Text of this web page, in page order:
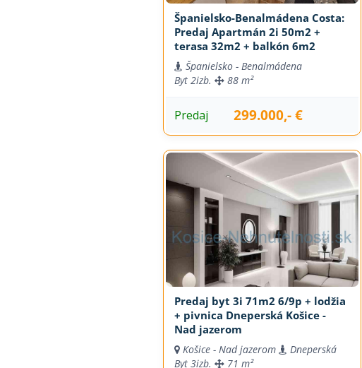
Španielsko-Benalmádena Costa:
Predaj Apartmán 2i 50m2 +
terasa 32m2 + balkón 6m2
Španielsko - Benalmádena
Byt 2izb. 88 m²
Predaj 299.000,- €
Predaj byt 3i 71m2 6/9p + lodžia
+ pivnica Dneperská Košice -
Nad jazerom
Košice - Nad jazerom
Dneperská
Byt 3izb. 71 m²